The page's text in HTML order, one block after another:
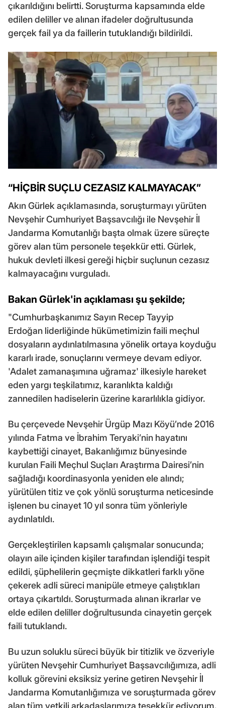
çıkarıldığını belirtti. Soruşturma kapsamında elde
edilen deliller ve alınan ifadeler doğrultusunda
gerçek fail ya da faillerin tutuklandığı bildirildi.
“HİÇBİR SUÇLU CEZASIZ KALMAYACAK”
Akın Gürlek açıklamasında, soruşturmayı yürüten
Nevşehir Cumhuriyet Başsavcılığı ile Nevşehir İl
Jandarma Komutanlığı başta olmak üzere süreçte
görev alan tüm personele teşekkür etti. Gürlek,
hukuk devleti ilkesi gereği hiçbir suçlunun cezasız
kalmayacağını vurguladı.
Bakan Gürlek'in açıklaması şu şekilde;
"Cumhurbaşkanımız Sayın Recep Tayyip
Erdoğan liderliğinde hükümetimizin faili meçhul
dosyaların aydınlatılmasına yönelik ortaya koyduğu
kararlı irade, sonuçlarını vermeye devam ediyor.
'Adalet zamanaşımına uğramaz' ilkesiyle hareket
eden yargı teşkilatımız, karanlıkta kaldığı
zannedilen hadiselerin üzerine kararlılıkla gidiyor.
Bu çerçevede Nevşehir Ürgüp Mazı Köyü’nde 2016
yılında Fatma ve İbrahim Teryaki’nin hayatını
kaybettiği cinayet, Bakanlığımız bünyesinde
kurulan Faili Meçhul Suçları Araştırma Dairesi’nin
sağladığı koordinasyonla yeniden ele alındı;
yürütülen titiz ve çok yönlü soruşturma neticesinde
işlenen bu cinayet 10 yıl sonra tüm yönleriyle
aydınlatıldı.
Gerçekleştirilen kapsamlı çalışmalar sonucunda;
olayın aile içinden kişiler tarafından işlendiği tespit
edildi, şüphelilerin geçmişte dikkatleri farklı yöne
çekerek adli süreci manipüle etmeye çalıştıkları
ortaya çıkartıldı. Soruşturmada alınan ikrarlar ve
elde edilen deliller doğrultusunda cinayetin gerçek
faili tutuklandı.
Bu uzun soluklu süreci büyük bir titizlik ve özveriyle
yürüten Nevşehir Cumhuriyet Başsavcılığımıza, adli
kolluk görevini eksiksiz yerine getiren Nevşehir İl
Jandarma Komutanlığımıza ve soruşturmada görev
alan tüm yetkili arkadaşlarımıza teşekkür ediyorum.